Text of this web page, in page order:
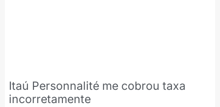
Itaú Personnalité me cobrou taxa
incorretamente